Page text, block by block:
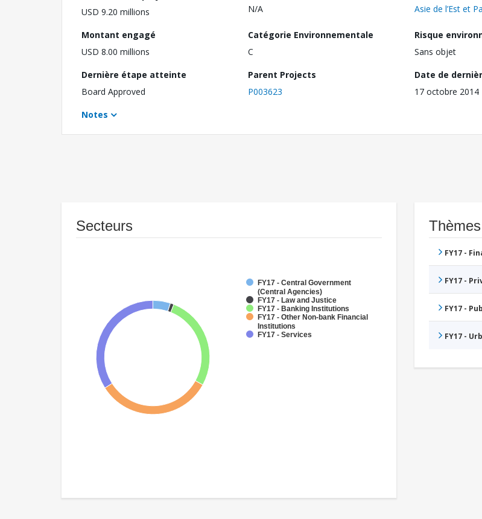
USD 9.20 millions
N/A
Asie de l’Est et
Montant engagé
USD 8.00 millions
Catégorie Environnementale
C
Risque
Sans objet
Dernière étape atteinte
Board Approved
Parent Projects
P003623
Date de
17 octobre 2014
Notes
Secteurs
FY17 - Central Government
(Central Agencies)
FY17 - Law and Justice
FY17 - Banking Institutions
FY17 - Other Non-bank Financial
Institutions
FY17 - Services
Thèmes
FY17 -
FY17 -
FY17 -
FY17 -